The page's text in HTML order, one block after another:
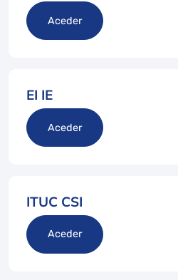
Aceder
EI IE
Aceder
ITUC CSI
Aceder